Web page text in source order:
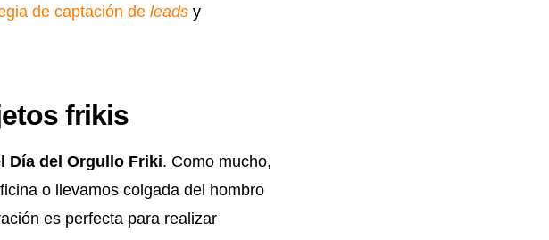
de captación de leads y
frikis
Día del Orgullo Friki. Como mucho,
o llevamos colgada del hombro
es perfecta para realizar